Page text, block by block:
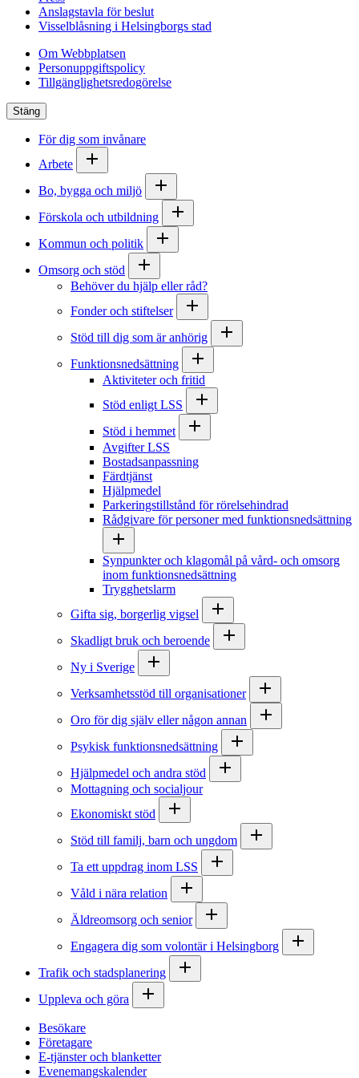
Anslagstavla för beslut
Visselblåsning i Helsingborgs stad
Om Webbplatsen
Personuppgiftspolicy
Tillgänglighetsredogörelse
Stäng
För dig som invånare
Arbete
Bo, bygga och miljö
Förskola och utbildning
Kommun och politik
Omsorg och stöd
Behöver du hjälp eller råd?
Fonder och stiftelser
Stöd till dig som är anhörig
Funktionsnedsättning
Aktiviteter och fritid
Stöd enligt LSS
Stöd i hemmet
Avgifter LSS
Bostadsanpassning
Färdtjänst
Hjälpmedel
Parkeringstillstånd för rörelsehindrad
Rådgivare för personer med funktionsnedsättning
Synpunkter och klagomål på vård- och omsorg
inom funktionsnedsättning
Trygghetslarm
Gifta sig, borgerlig vigsel
Skadligt bruk och beroende
Ny i Sverige
Verksamhetsstöd till organisationer
Oro för dig själv eller någon annan
Psykisk funktionsnedsättning
Hjälpmedel och andra stöd
Mottagning och socialjour
Ekonomiskt stöd
Stöd till familj, barn och ungdom
Ta ett uppdrag inom LSS
Våld i nära relation
Äldreomsorg och senior
Engagera dig som volontär i Helsingborg
Trafik och stadsplanering
Uppleva och göra
Besökare
Företagare
E-tjänster och blanketter
Evenemangskalender